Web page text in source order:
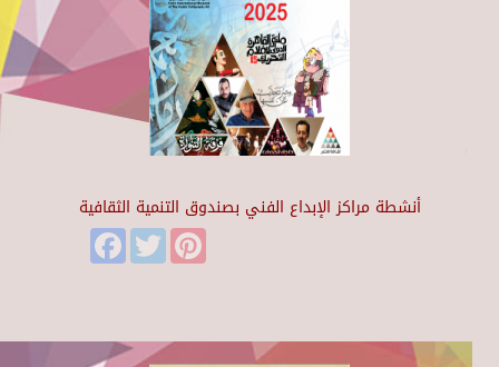
أنشطة مراكز الإبداع الفني بصندوق التنمية الثقافية
FacebookTwitter